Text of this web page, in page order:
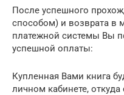
После успешного
способом) и возврата в
платежной системы Вы
успешной оплаты:
Купленная Вами книга
личном кабинете,